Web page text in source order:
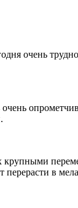
очень
крупными
перерасти в